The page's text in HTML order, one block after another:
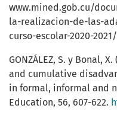
www.mined.gob.cu/
la-realizacion-de-las-
curso-escolar-2020-2021/
GONZÁLEZ, S. y Bonal,
and cumulative
in formal, informal and
Education, 56, 607-622.